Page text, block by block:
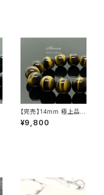
【完売】14mm 極上品質
イエロータイガーアイ
（虎目石） ブレスレット
¥9,800